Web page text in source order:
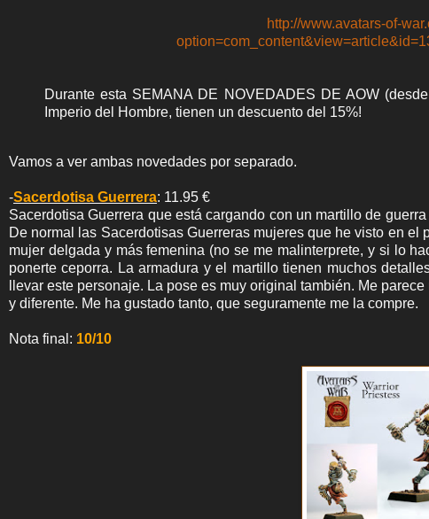
http://www.avatars-of-
Durante esta SEMANA DE NOVEDADES DE AOW
Imperio del Hombre, tienen un descuento del 15%!
Vamos a ver ambas novedades por separado.
-Sacerdotisa Guerrera: 11.95 €
Sacerdotisa Guerrera que está cargando con un martillo de
De normal las Sacerdotisas Guerreras mujeres que he visto en
mujer delgada y más femenina (no se me malinterprete, y si lo
ponerte ceporra. La armadura y el martillo tienen muchos
llevar este personaje. La pose es muy original también. Me
y diferente. Me ha gustado tanto, que seguramente me la compre.
Nota final: 10/10